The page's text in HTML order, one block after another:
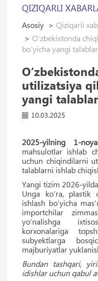
QIZIQARLI
Asosiy
Qiziqarli
O‘zbekistonda
bo‘yicha yangi
utilizatsiya
yangi
10.03.2025
2025-yilning 1-
mahsulotlar ishlab
uchun chiqindilarni
talablarni ishlab
Yangi tizim 2026-
Unga ko‘ra, plastik
ishlash bo‘yicha
importchilar
yo‘nalishga
korxonalariga
subyektlarga
majburiyatlar
Bundan tashqari,
idishlar uchun qabul